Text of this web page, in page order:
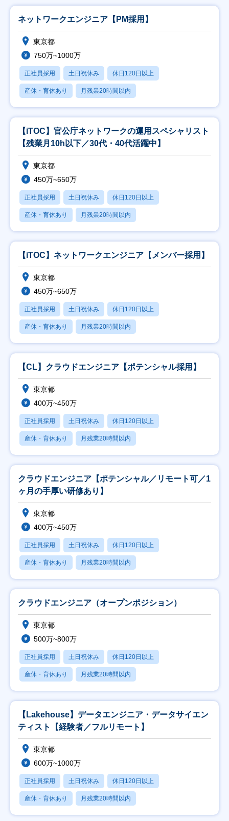
ネットワークエンジニア【PM採用】
東京都
750万~1000万
正社員採用 土日祝休み 休日120日以上
産休・育休あり 月残業20時間以内
【iTOC】官公庁ネットワークの運用スペシャリスト
【残業月10h以下／30代・40代活躍中】
東京都
450万~650万
正社員採用 土日祝休み 休日120日以上
産休・育休あり 月残業20時間以内
【iTOC】ネットワークエンジニア【メンバー採用】
東京都
450万~650万
正社員採用 土日祝休み 休日120日以上
産休・育休あり 月残業20時間以内
【CL】クラウドエンジニア【ポテンシャル採用】
東京都
400万~450万
正社員採用 土日祝休み 休日120日以上
産休・育休あり 月残業20時間以内
クラウドエンジニア【ポテンシャル／リモート可／1
ヶ月の手厚い研修あり】
東京都
400万~450万
正社員採用 土日祝休み 休日120日以上
産休・育休あり 月残業20時間以内
クラウドエンジニア（オープンポジション）
東京都
500万~800万
正社員採用 土日祝休み 休日120日以上
産休・育休あり 月残業20時間以内
【Lakehouse】データエンジニア・データサイエン
ティスト【経験者／フルリモート】
東京都
600万~1000万
正社員採用 土日祝休み 休日120日以上
産休・育休あり 月残業20時間以内